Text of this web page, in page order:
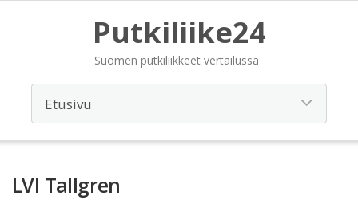
Putkiliike24
Suomen putkiliikkeet vertailussa
LVI Tallgren